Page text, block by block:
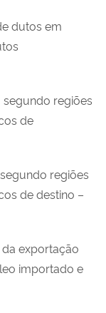
dutos em
regiões
de
regiões
de destino –
exportação
importado e